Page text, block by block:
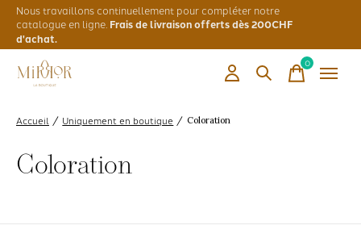
Nous travaillons continuellement pour compléter notre
catalogue en ligne. Frais de livraison offerts dès 200CHF
d'achat.
0items
Accueil / Uniquement en boutique / Coloration
Coloration